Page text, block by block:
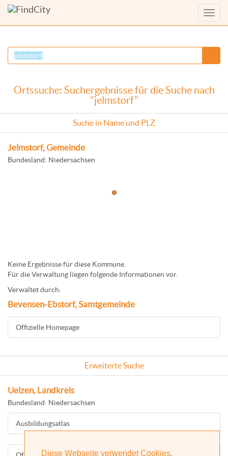
Diese Webseite verwendet Cookies.
Menü
Ortssuche: Suchergebnisse für die Suche nach
"jelmstorf"
Suche in Name und PLZ
Jelmstorf, Gemeinde
Bundesland: Niedersachsen
Keine Ergebnisse für diese Kommune.
Für die Verwaltung liegen folgende Informationen vor.
Verwaltet durch:
Bevensen-Ebstorf, Samtgemeinde
Offizielle Homepage
Erweiterte Suche
Uelzen, Landkreis
Bundesland: Niedersachsen
Ausbildungsatlas